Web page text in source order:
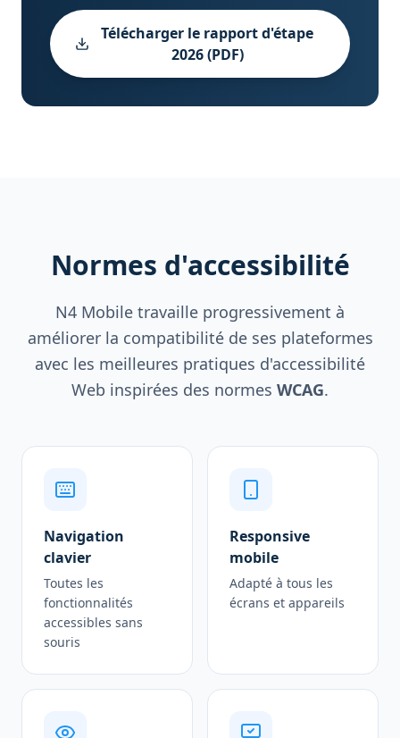
Télécharger le rapport d'étape
2026 (PDF)
Normes d'accessibilité
N4 Mobile travaille progressivement à
améliorer la compatibilité de ses plateformes
avec les meilleures pratiques d'accessibilité
Web inspirées des normes WCAG.
Navigation
clavier
Toutes les
fonctionnalités
accessibles sans
souris
Responsive
mobile
Adapté à tous les
écrans et appareils